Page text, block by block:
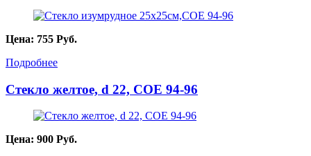
Цена: 755 Руб.
Подробнее
Стекло желтое, d 22, COE 94-96
Цена: 900 Руб.